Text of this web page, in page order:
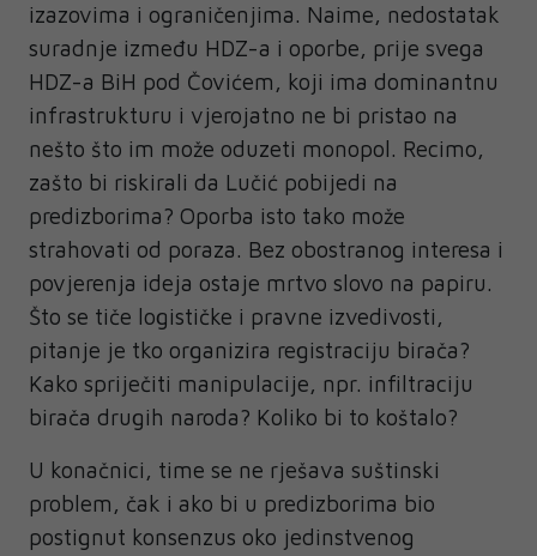
izazovima i ograničenjima. Naime, nedostatak
suradnje između HDZ-a i oporbe, prije svega
HDZ-a BiH pod Čovićem, koji ima dominantnu
infrastrukturu i vjerojatno ne bi pristao na
nešto što im može oduzeti monopol. Recimo,
zašto bi riskirali da Lučić pobijedi na
predizborima? Oporba isto tako može
strahovati od poraza. Bez obostranog interesa i
povjerenja ideja ostaje mrtvo slovo na papiru.
Što se tiče logističke i pravne izvedivosti,
pitanje je tko organizira registraciju birača?
Kako spriječiti manipulacije, npr. infiltraciju
birača drugih naroda? Koliko bi to koštalo?
U konačnici, time se ne rješava suštinski
problem, čak i ako bi u predizborima bio
postignut konsenzus oko jedinstvenog